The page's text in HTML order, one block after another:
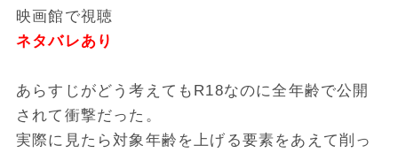
映画館で視聴
ネタバレあり
あらすじがどう考えてもR18なのに全年齢で公開
されて衝撃だった。
実際に見たら対象年齢を上げる要素をあえて削っ